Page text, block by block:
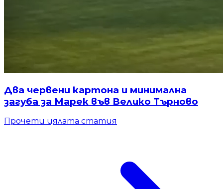
Два червени картона и минимална
загуба за Марек във Велико Търново
Прочети цялата статия